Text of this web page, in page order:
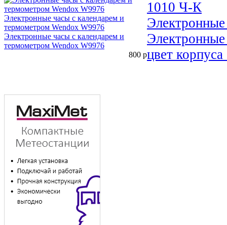
Электронные часы с календарем и
термометром Wendox W9976
Электронные часы с календарем и
термометром Wendox W9976
800 рцвет